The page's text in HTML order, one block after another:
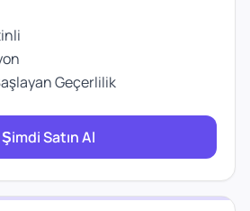
Geçerlilik
Şimdi Satın Al